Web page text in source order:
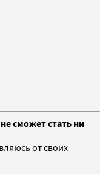
сможет стать ни
от своих